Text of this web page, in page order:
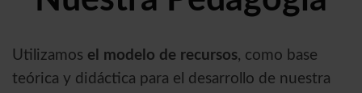
Utilizamos el modelo de recursos, como base
teórica y didáctica para el desarrollo de nuestra